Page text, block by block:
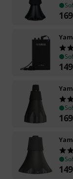
169
149
169
149